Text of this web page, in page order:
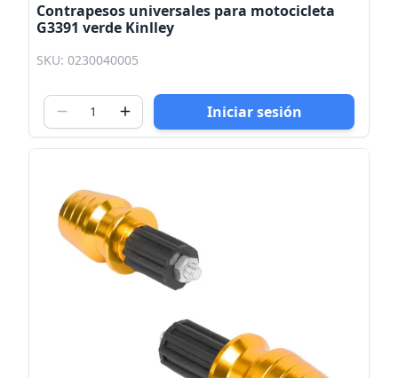
Contrapesos universales para motocicleta
G3391 verde Kinlley
SKU: 0230040005
Iniciar sesión